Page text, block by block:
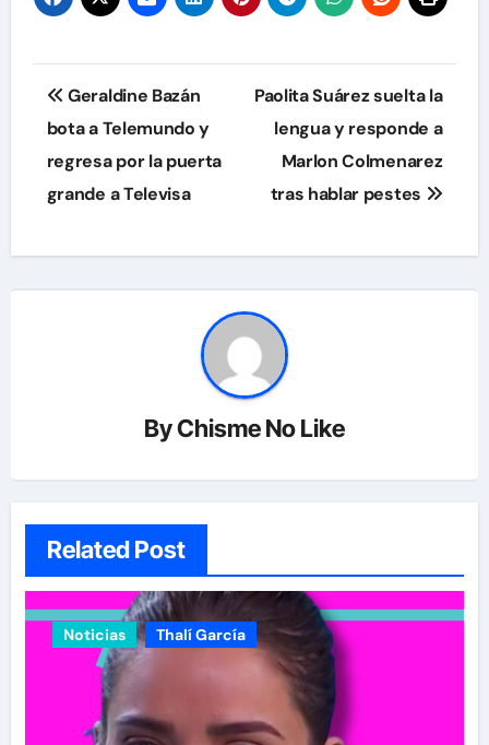
Navegación
de
entradas
Geraldine Bazán
bota a Telemundo y
regresa por la puerta
grande a Televisa
Paolita Suárez suelta la
lengua y responde a
Marlon Colmenarez
tras hablar pestes
ByChisme No Like
Related Post
Noticias Thalí García